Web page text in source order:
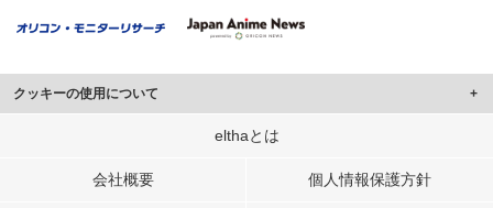
クッキーの使用について
このサイトでは Cookie を使用して、ユーザーに合わせたコンテンツや広告の
行っています。
elthaとは
会社概要 個人情報保護方針